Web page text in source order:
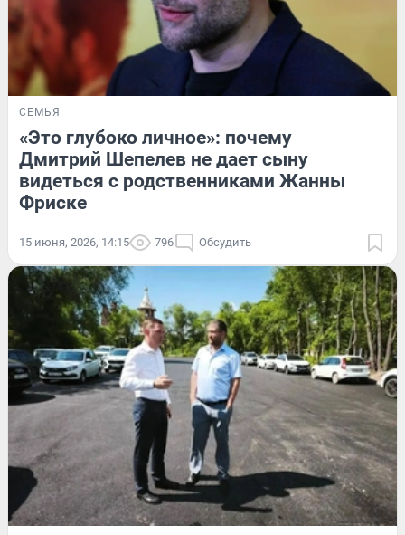
СЕМЬЯ
«Это глубоко личное»: почему
Дмитрий Шепелев не дает сыну
видеться с родственниками Жанны
Фриске
15 июня, 2026, 14:15 796 Обсудить